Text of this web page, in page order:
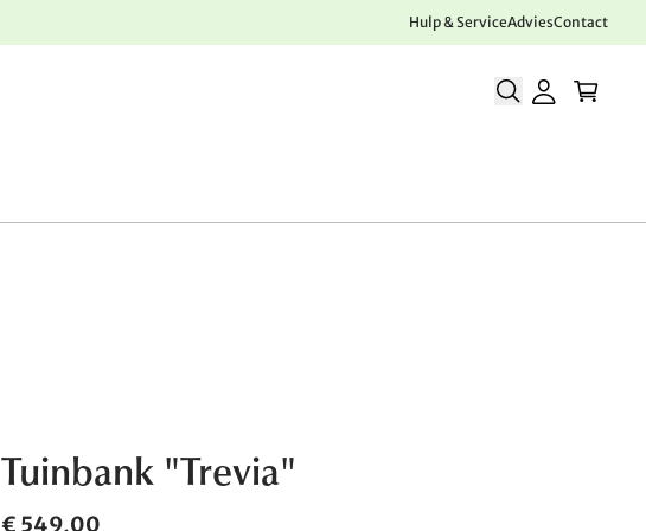
Hulp & ServiceAdviesContact
Tuinbank "Trevia"
€ 549,00